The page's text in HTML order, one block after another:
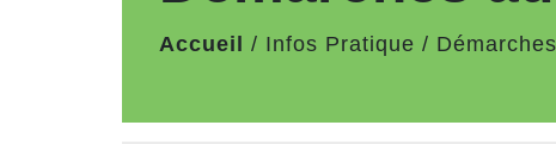
Accueil / Infos Pratique /